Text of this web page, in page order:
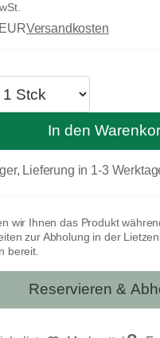
Versandkosten
wir Ihnen das Produkt
zur Abholung in der
bereit.
Reservieren &
Lieferung in 1-3
In den